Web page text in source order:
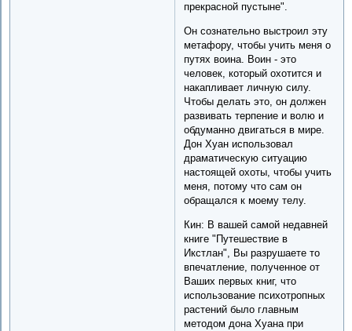
прекрасной пустыне".
Он сознательно выстроил эту
метафору, чтобы учить меня о
путях воина. Воин - это
человек, который охотится и
накапливает личную силу.
Чтобы делать это, он должен
развивать терпение и волю и
обдуманно двигаться в мире.
Дон Хуан использовал
драматическую ситуацию
настоящей охоты, чтобы учить
меня, потому что сам он
обращался к моему телу.
Кин: В вашей самой недавней
книге "Путешествие в
Икстлан", Вы разрушаете то
впечатление, полученное от
Ваших первых книг, что
использование психотропных
растений было главным
методом дона Хуана при